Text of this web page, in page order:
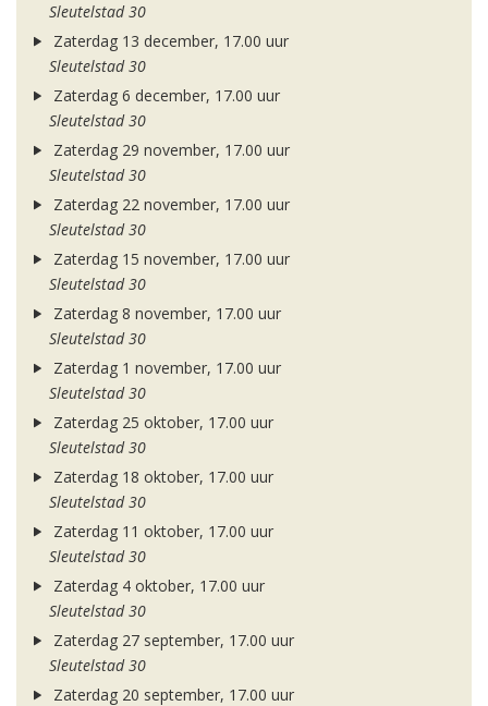
Sleutelstad 30
Zaterdag 13 december, 17.00 uur
Sleutelstad 30
Zaterdag 6 december, 17.00 uur
Sleutelstad 30
Zaterdag 29 november, 17.00 uur
Sleutelstad 30
Zaterdag 22 november, 17.00 uur
Sleutelstad 30
Zaterdag 15 november, 17.00 uur
Sleutelstad 30
Zaterdag 8 november, 17.00 uur
Sleutelstad 30
Zaterdag 1 november, 17.00 uur
Sleutelstad 30
Zaterdag 25 oktober, 17.00 uur
Sleutelstad 30
Zaterdag 18 oktober, 17.00 uur
Sleutelstad 30
Zaterdag 11 oktober, 17.00 uur
Sleutelstad 30
Zaterdag 4 oktober, 17.00 uur
Sleutelstad 30
Zaterdag 27 september, 17.00 uur
Sleutelstad 30
Zaterdag 20 september, 17.00 uur